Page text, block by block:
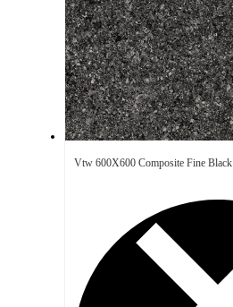
Vtw 600X600 Composite Fine Black